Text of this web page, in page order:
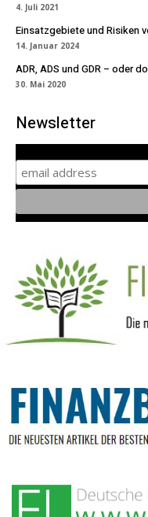
4. Juli 2021
Einsatzgebiete und Risiken
14. Januar 2024
ADR, ADS und GDR – oder
30. Mai 2020
Newsletter